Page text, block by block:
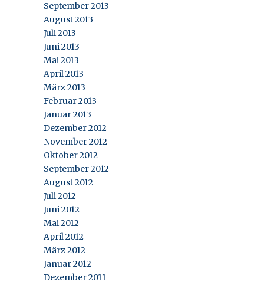
September 2013
August 2013
Juli 2013
Juni 2013
Mai 2013
April 2013
März 2013
Februar 2013
Januar 2013
Dezember 2012
November 2012
Oktober 2012
September 2012
August 2012
Juli 2012
Juni 2012
Mai 2012
April 2012
März 2012
Januar 2012
Dezember 2011